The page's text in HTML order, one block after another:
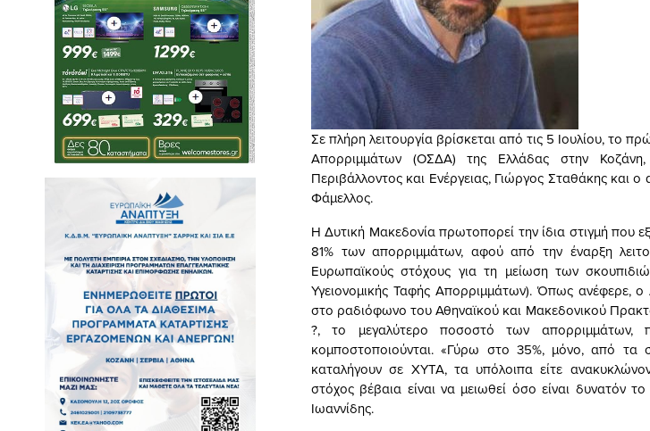
Σε πλήρη λειτουργία βρίσκεται από τις 5 Ιουλίου, το
Απορριμμάτων (ΟΣΔΑ) της Ελλάδας στην
Περιβάλλοντος και Ενέργειας, Γιώργος Σταθάκης
Φάμελλος.
Η Δυτική Μακεδονία πρωτοπορεί την ίδια στιγμή που
81% των απορριμμάτων, αφού από την έναρξη
Ευρωπαϊκούς στόχους για τη μείωση των
Υγειονομικής Ταφής Απορριμμάτων). Όπως ανέφερε,
στο ραδιόφωνο του Αθηναϊκού και Μακεδονικού
?, το μεγαλύτερο ποσοστό των απορριμμάτων,
κομποστοποιούνται. «Γύρω στο 35%, μόνο, από τα
καταλήγουν σε ΧΥΤΑ, τα υπόλοιπα είτε
στόχος βέβαια είναι να μειωθεί όσο είναι δυνατόν
Ιωαννίδης.